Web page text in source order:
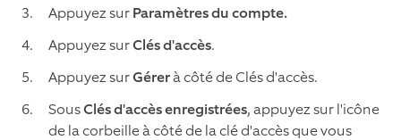
Appuyez surParamètres du compte.
Appuyez surClés d'accès.
Appuyez surGérerà côté de Clés d'accès.
SousClés d'accès enregistrées, appuyez sur l'icône
de la corbeille à côté de la clé d'accès que vous